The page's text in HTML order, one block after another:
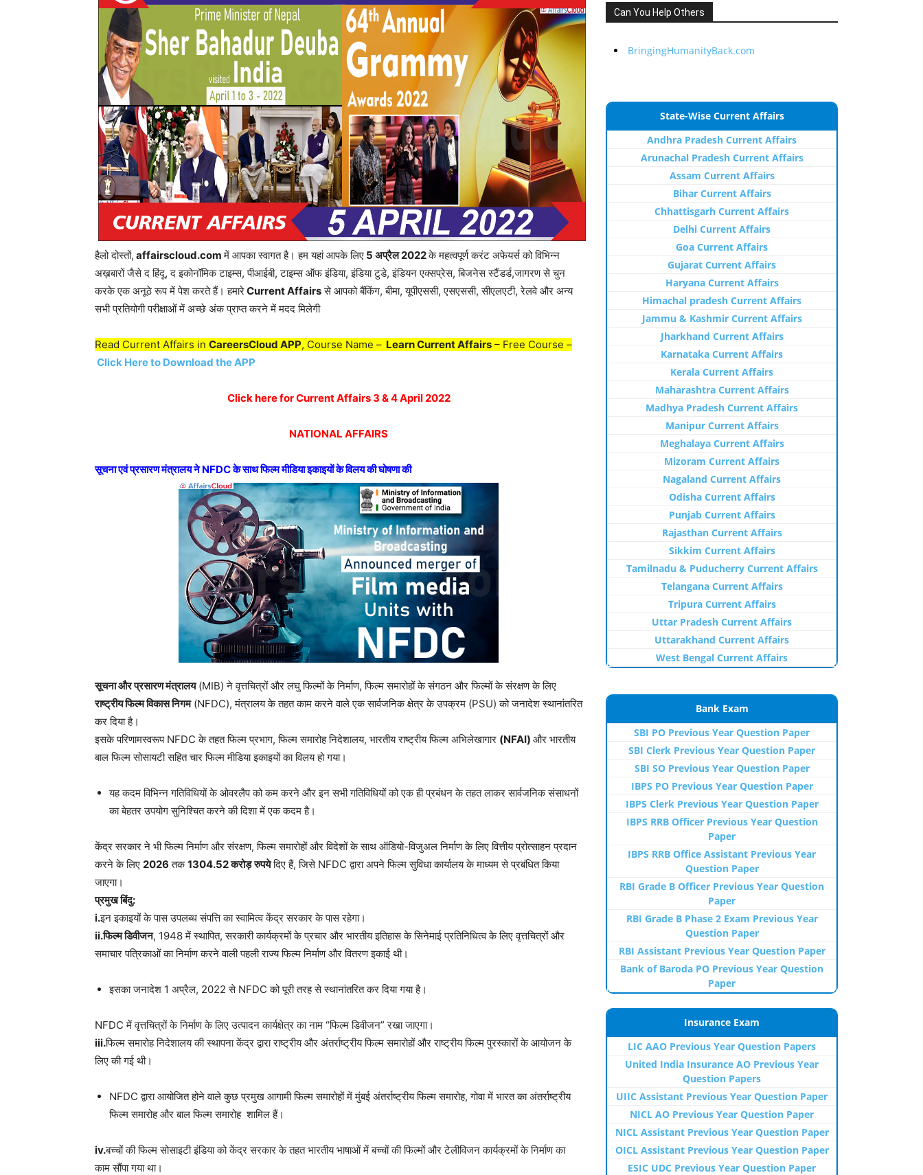
हैलो दोस्तों, affairscloud.comमें आपका स्वागत है। हम यहां आपके लिए 5 अप्रैल 2022के महत्वपूर्ण करंट अफेयर्स को विभिन्न
अख़बारों जैसे द हिंदू, द इकोनॉमिक टाइम्स, पीआईबी, टाइम्स ऑफ इंडिया, इंडिया टुडे, इंडियन एक्सप्रेस, बिजनेस स्टैंडर्ड,जागरण से चुन
करके एक अनूठे रूप में पेश करते हैं। हमारेCurrent Affairsसे आपको बैंकिंग, बीमा, यूपीएससी, एसएससी, सीएलएटी, रेलवे और अन्य
सभी प्रतियोगी परीक्षाओं में अच्छे अंक प्राप्त करने में मदद मिलेगी
Read Current Affairs in CareersCloud APP, Course Name – Learn Current Affairs – Free Course –
Click Here to Download the APP
Click here for Current Affairs 3 & 4 April 2022
NATIONAL AFFAIRS
सूचना एवं प्रसारण मंत्रालय ने NFDC के साथ फिल्म मीडिया इकाइयों के विलय की घोषणा की
सूचना और प्रसारण मंत्रालय(MIB) ने वृत्तचित्रों और लघु फिल्मों के निर्माण, फिल्म समारोहों के संगठन और फिल्मों के संरक्षण के लिए
राष्ट्रीय फिल्म विकास निगम(NFDC), मंत्रालय के तहत काम करने वाले एक सार्वजनिक क्षेत्र के उपक्रम (PSU) को जनादेश स्थानांतरित
कर दिया है।
इसके परिणामस्वरूप NFDC के तहत फिल्म प्रभाग, फिल्म समारोह निदेशालय, भारतीय राष्ट्रीय फिल्म अभिलेखागार (NFAI) और भारतीय
बाल फिल्म सोसायटी सहित चार फिल्म मीडिया इकाइयों का विलय हो गया।
यह कदम विभिन्न गतिविधियों के ओवरलैप को कम करने और इन सभी गतिविधियों को एक ही प्रबंधन के तहत लाकर सार्वजनिक संसाधनों
का बेहतर उपयोग सुनिश्चित करने की दिशा में एक कदम है।
केंद्र सरकार ने भी फिल्म निर्माण और संरक्षण, फिल्म समारोहों और विदेशों के साथ ऑडियो-विजुअल निर्माण के लिए वित्तीय प्रोत्साहन प्रदान
करने के लिए 2026 तक1304.52 करोड़ रुपयेदिए हैं, जिसे NFDC द्वारा अपने फिल्म सुविधा कार्यालय के माध्यम से प्रबंधित किया
जाएगा।
प्रमुख बिंदु:
i.इन इकाइयों के पास उपलब्ध संपत्ति का स्वामित्व केंद्र सरकार के पास रहेगा।
ii.फिल्म डिवीजन, 1948 में स्थापित, सरकारी कार्यक्रमों के प्रचार और भारतीय इतिहास के सिनेमाई प्रतिनिधित्व के लिए वृत्तचित्रों और
समाचार पत्रिकाओं का निर्माण करने वाली पहली राज्य फिल्म निर्माण और वितरण इकाई थी।
इसका जनादेश 1 अप्रैल, 2022 से NFDC को पूरी तरह से स्थानांतरित कर दिया गया है।
NFDC में वृत्तचित्रों के निर्माण के लिए उत्पादन कार्यक्षेत्र का नाम “फिल्म डिवीजन” रखा जाएगा।
iii.फिल्म समारोह निदेशालय की स्थापना केंद्र द्वारा राष्ट्रीय और अंतर्राष्ट्रीय फिल्म समारोहों और राष्ट्रीय फिल्म पुरस्कारों के आयोजन के
लिए की गई थी।
NFDC द्वारा आयोजित होने वाले कुछ प्रमुख आगामी फिल्म समारोहों में मुंबई अंतर्राष्ट्रीय फिल्म समारोह, गोवा में भारत का अंतर्राष्ट्रीय
फिल्म समारोह और बाल फिल्म समारोह शामिल हैं।
iv.बच्चों की फिल्म सोसाइटी इंडिया को केंद्र सरकार के तहत भारतीय भाषाओं में बच्चों की फिल्मों और टेलीविजन कार्यक्रमों के निर्माण का
काम सौंपा गया था।
Can You Help Others
BringingHumanityBack.com
State-Wise Current Affairs
Andhra Pradesh Current Affairs
Arunachal Pradesh Current Affairs
Assam Current Affairs
Bihar Current Affairs
Chhattisgarh Current Affairs
Delhi Current Affairs
Goa Current Affairs
Gujarat Current Affairs
Haryana Current Affairs
Himachal pradesh Current Affairs
Jammu & Kashmir Current Affairs
Jharkhand Current Affairs
Karnataka Current Affairs
Kerala Current Affairs
Maharashtra Current Affairs
Madhya Pradesh Current Affairs
Manipur Current Affairs
Meghalaya Current Affairs
Mizoram Current Affairs
Nagaland Current Affairs
Odisha Current Affairs
Punjab Current Affairs
Rajasthan Current Affairs
Sikkim Current Affairs
Tamilnadu & Puducherry Current Affairs
Telangana Current Affairs
Tripura Current Affairs
Uttar Pradesh Current Affairs
Uttarakhand Current Affairs
West Bengal Current Affairs
Bank Exam
SBI PO Previous Year Question Paper
SBI Clerk Previous Year Question Paper
SBI SO Previous Year Question Paper
IBPS PO Previous Year Question Paper
IBPS Clerk Previous Year Question Paper
IBPS RRB Officer Previous Year Question
Paper
IBPS RRB Office Assistant Previous Year
Question Paper
RBI Grade B Officer Previous Year Question
Paper
RBI Grade B Phase 2 Exam Previous Year
Question Paper
RBI Assistant Previous Year Question Paper
Bank of Baroda PO Previous Year Question
Paper
Insurance Exam
LIC AAO Previous Year Question Papers
United India Insurance AO Previous Year
Question Papers
UIIC Assistant Previous Year Question Paper
NICL AO Previous Year Question Paper
NICL Assistant Previous Year Question Paper
OICL Assistant Previous Year Question Paper
ESIC UDC Previous Year Question Paper